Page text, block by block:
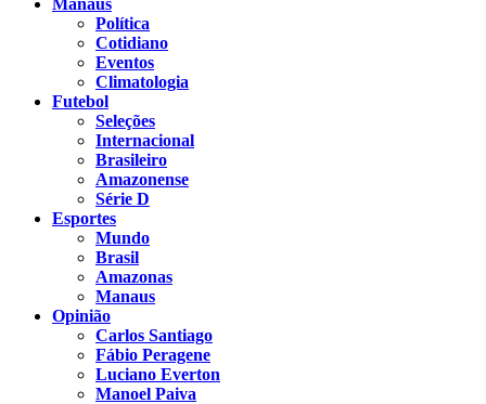
Política
Cotidiano
Eventos
Climatologia
Futebol
Seleções
Internacional
Brasileiro
Amazonense
Série D
Esportes
Mundo
Brasil
Amazonas
Manaus
Opinião
Carlos Santiago
Fábio Peragene
Luciano Everton
Manoel Paiva